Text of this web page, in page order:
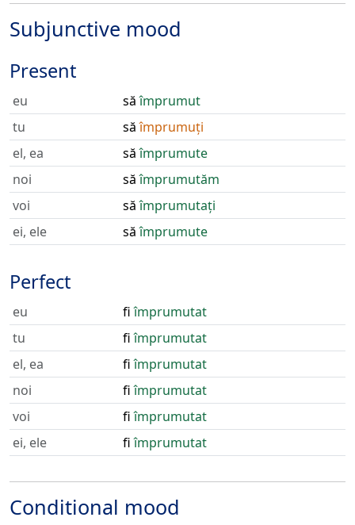
Subjunctive mood
Present
eu săîmprumut
tu
săîmprumuți
el, ea
săîmprumute
noi
săîmprumutăm
voi
săîmprumutați
ei, ele
săîmprumute
Perfect
eu fiîmprumutat
tu
fiîmprumutat
el, ea
fiîmprumutat
noi
fiîmprumutat
voi
fiîmprumutat
ei, ele
fiîmprumutat
Conditional mood